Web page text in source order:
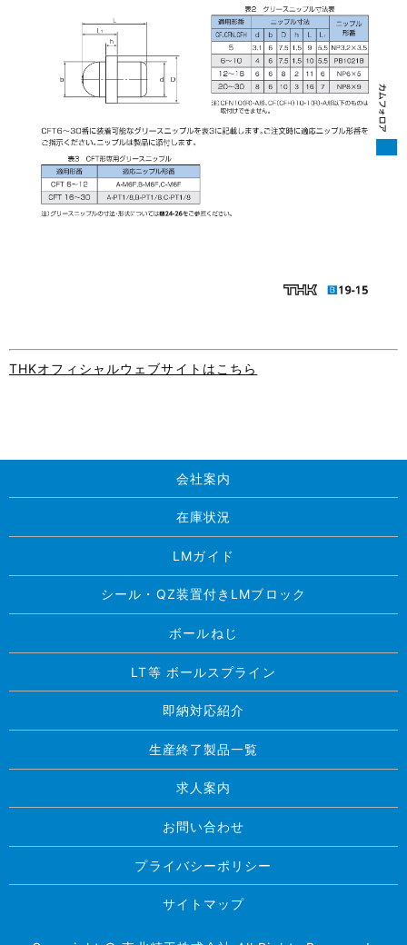
THKオフィシャルウェブサイトはこちら
会社案内
在庫状況
LMガイド
シール・QZ装置付きLMブロック
ボールねじ
LT等 ボールスプライン
即納対応紹介
生産終了製品一覧
求人案内
お問い合わせ
プライバシーポリシー
サイトマップ